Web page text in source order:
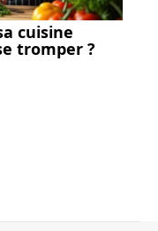
cuisine
tromper ?